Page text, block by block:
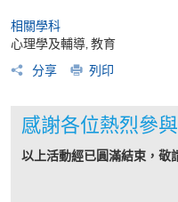
相關學科
心理學及輔導, 教育
分享
列印
感謝各位熱烈參與
以上活動經已圓滿結束，敬